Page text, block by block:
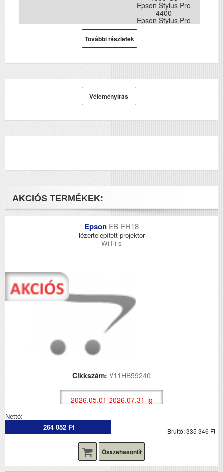
Epson Stylus Pro
4400
Epson Stylus Pro
Epson Stylus Pro
További részletek
Véleményírás
AKCIÓS TERMÉKEK:
Epson EB-FH18
lézertelepített projektor
Wi-Fi-s
Cikkszám: V11HB59240
2026.05.01-2026.07.31-ig
Nettó:
264 052 Ft
Bruttó: 335 346 Ft
Összehasonlít